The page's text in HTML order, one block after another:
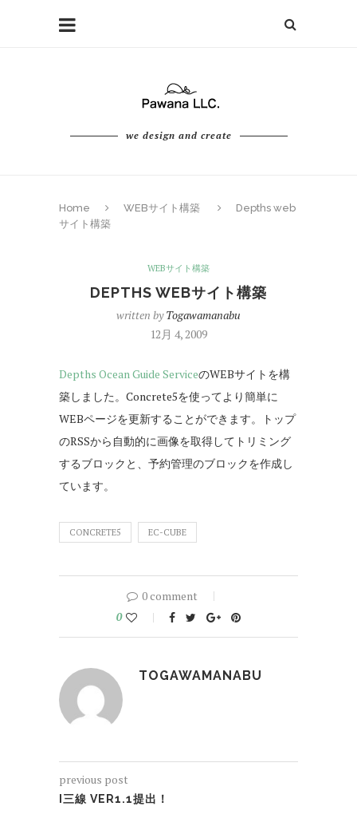
we design and create
Home WEBサイト構築
Depths web
サイト構築
WEBサイト構築
DEPTHS WEBサイト構築
written byTogawamanabu
12月 4, 2009
Depths Ocean Guide ServiceのWEBサイトを構
築しました。Concrete5を使ってより簡単に
WEBページを更新することができます。トップ
のRSSから自動的に画像を取得してトリミング
するブロックと、予約管理のブロックを作成し
ています。
CONCRETE5 EC-CUBE
0 comment
0
TOGAWAMANABU
previous post
I三線 VER1.1提出！